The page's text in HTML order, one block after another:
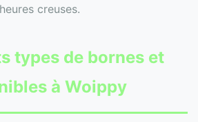
creuses.
types de bornes et
à Woippy